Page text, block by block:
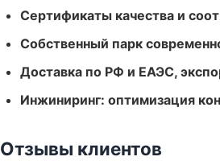
Сертификаты качества и
Собственный парк
Доставка по РФ и ЕАЭС,
Инжиниринг: оптимизация
Отзывы клиентов